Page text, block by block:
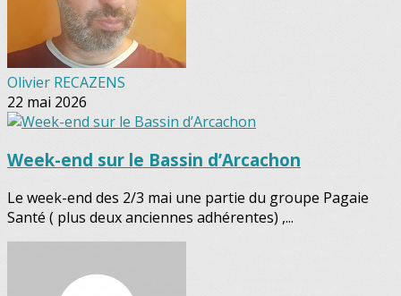
Olivier RECAZENS
22 mai 2026
Week-end sur le Bassin d’Arcachon
Le week-end des 2/3 mai une partie du groupe Pagaie
Santé ( plus deux anciennes adhérentes) ,...